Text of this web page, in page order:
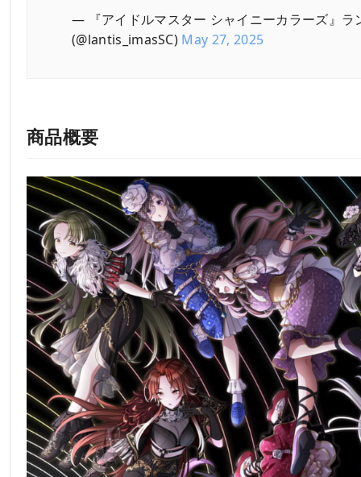
— 『アイドルマスター シャイニーカラーズ』ラ
(@lantis_imasSC) May 27, 2025
商品概要